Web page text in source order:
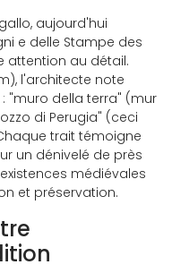
aujourd'hui
e delle Stampe des
attention au détail.
l'architecte note
"muro della terra" (mur
di Perugia" (ceci
trait témoigne
un dénivelé de près
médiévales
et préservation.